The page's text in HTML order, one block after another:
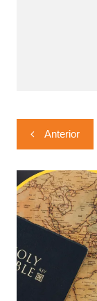
Navegação
de
Post
Anterior